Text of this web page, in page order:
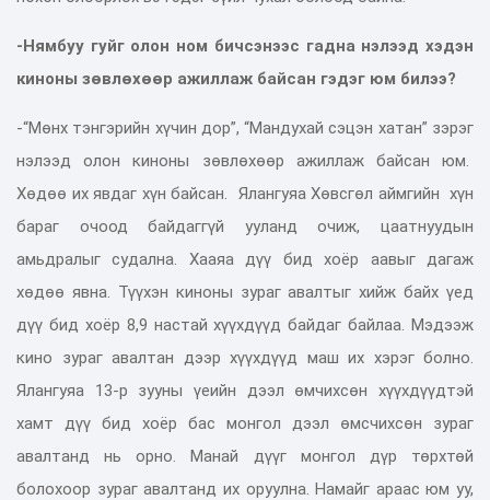
-Нямбуу гуйг олон ном бичсэнээс гадна нэлээд хэдэн
киноны зөвлөхөөр ажиллаж байсан гэдэг юм билээ?
-“Мөнх тэнгэрийн хүчин дор”, “Мандухай сэцэн хатан” зэрэг
нэлээд олон киноны зөвлөхөөр ажиллаж байсан юм.
Хөдөө их явдаг хүн байсан. Ялангуяа Хөвсгөл аймгийн хүн
бараг очоод байдаггүй ууланд очиж, цаатнуудын
амьдралыг судална. Хааяа дүү бид хоёр аавыг дагаж
хөдөө явна. Түүхэн киноны зураг авалтыг хийж байх үед
дүү бид хоёр 8,9 настай хүүхдүүд байдаг байлаа. Мэдээж
кино зураг авалтан дээр хүүхдүүд маш их хэрэг болно.
Ялангуяа 13-р зууны үеийн дээл өмчихсөн хүүхдүүдтэй
хамт дүү бид хоёр бас монгол дээл өмсчихсөн зураг
авалтанд нь орно. Манай дүүг монгол дүр төрхтөй
болохоор зураг авалтанд их оруулна. Намайг араас юм уу,